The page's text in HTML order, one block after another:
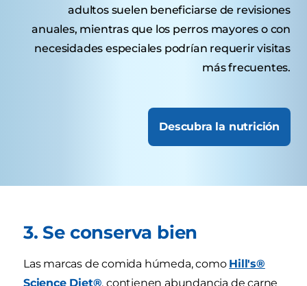
adultos suelen beneficiarse de revisiones
anuales, mientras que los perros mayores o con
necesidades especiales podrían requerir visitas
más frecuentes.
Descubra la nutrición
3. Se conserva bien
Las marcas de comida húmeda, como Hill's®
Science Diet®, contienen abundancia de carne